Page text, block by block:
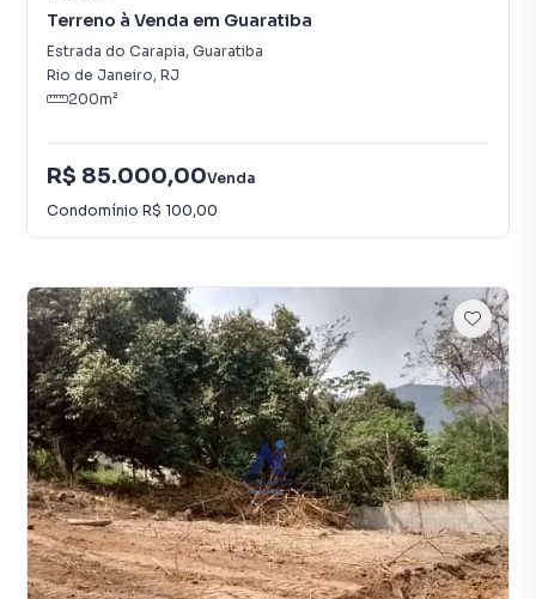
Terreno à Venda em Guaratiba
Estrada do Carapia, Guaratiba
Rio de Janeiro, RJ
200m²
R$ 85.000,00Venda
Condomínio R$ 100,00